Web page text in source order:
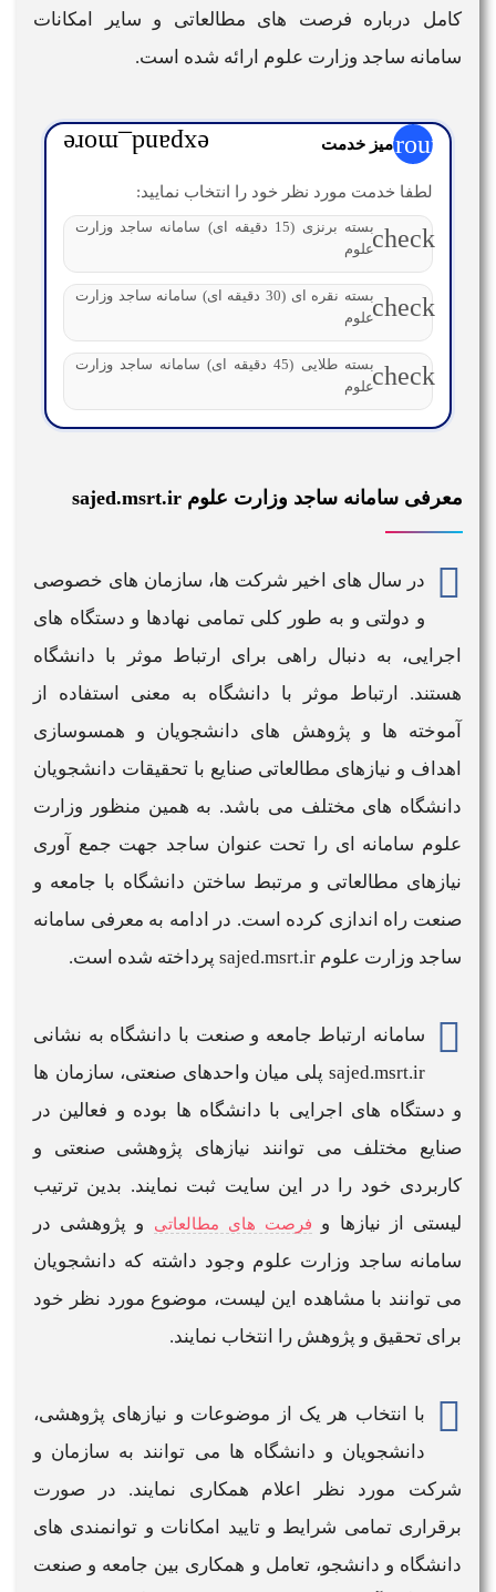
کامل درباره فرصت های مطالعاتی و سایر امکانات
سامانه ساجد وزارت علوم ارائه شده است.
groupمیز خدمت expand_more
لطفا خدمت مورد نظر خود را انتخاب نمایید:
check
بسته برنزی (15 دقیقه ای) سامانه ساجد وزارت
علوم
check
بسته نقره ای (30 دقیقه ای) سامانه ساجد وزارت
علوم
check
بسته طلایی (45 دقیقه ای) سامانه ساجد وزارت
علوم
معرفی سامانه ساجد وزارت علوم sajed.msrt.ir
در سال های اخیر شرکت ها، سازمان های خصوصی
و دولتی و به طور کلی تمامی نهادها و دستگاه های
اجرایی، به دنبال راهی برای ارتباط موثر با دانشگاه
هستند. ارتباط موثر با دانشگاه به معنی استفاده از
آموخته ها و پژوهش های دانشجویان و همسوسازی
اهداف و نیازهای مطالعاتی صنایع با تحقیقات دانشجویان
دانشگاه های مختلف می باشد. به همین منظور وزارت
علوم سامانه ای را تحت عنوان ساجد جهت جمع آوری
نیازهای مطالعاتی و مرتبط ساختن دانشگاه با جامعه و
صنعت راه اندازی کرده است. در ادامه به معرفی سامانه
ساجد وزارت علوم sajed.msrt.ir
پرداخته شده است.
سامانه
ارتباط جامعه و صنعت با دانشگاه به نشانی
sajed.msrt.ir پلی میان واحدهای صنعتی، سازمان ها
و دستگاه های اجرایی با دانشگاه ها بوده و فعالین در
صنایع مختلف می توانند نیازهای پژوهشی صنعتی و
کاربردی خود را در این سایت ثبت نمایند. بدین ترتیب
لیستی از نیازها و
فرصت های مطالعاتی
و پژوهشی در
سامانه ساجد وزارت علوم وجود داشته که دانشجویان
می توانند با مشاهده این لیست، موضوع مورد نظر خود
برای تحقیق و پژوهش را انتخاب نمایند.
با انتخاب هر یک از موضوعات و نیازهای پژوهشی،
دانشجویان و دانشگاه ها می توانند به سازمان و
شرکت مورد نظر اعلام همکاری نمایند. در صورت
برقراری تمامی شرایط و تایید امکانات و توانمندی های
دانشگاه و دانشجو، تعامل و همکاری بین جامعه و صنعت